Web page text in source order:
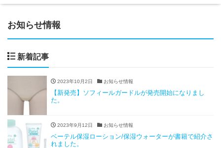
お知らせ情報
新着記事
2023年10月2日 お知らせ情報
【新発売】ソフィールガードルが発売開始になりまし
た。
2023年9月12日 お知らせ情報
ベーテル保湿ローション/保湿ウォーターが書籍で紹介さ
れました。